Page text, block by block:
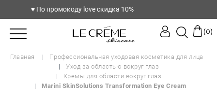
♥️ По промокоду love скидка 10%
(0)
Главная
Профессиональная уходовая косметика для лица
Уход за областью вокруг глаз
Кремы для области вокруг глаз
Marini SkinSolutions Transformation Eye Cream